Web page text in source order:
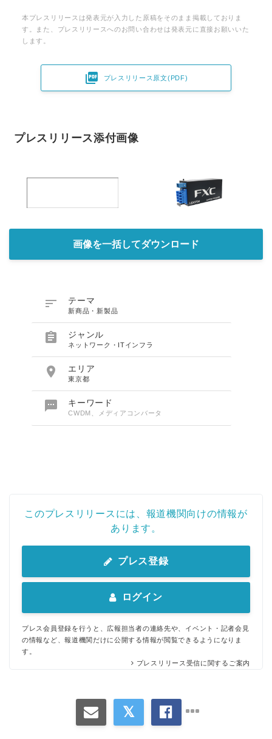
本プレスリリースは発表元が入力した原稿をそのまま掲載しておりま
す。また、プレスリリースへのお問い合わせは発表元に直接お願いいた
します。
 プレスリリース原文(PDF)
プレスリリース添付画像
画像を一括してダウンロード
 テーマ
新商品・新製品
 ジャンル
ネットワーク・ITインフラ
 エリア
東京都
 キーワード
CWDM、メディアコンバータ
このプレスリリースには、報道機関向けの情報が
あります。
プレス登録
ログイン
プレス会員登録を行うと、広報担当者の連絡先や、イベント・記者会見
の情報など、報道機関だけに公開する情報が閲覧できるようになりま
す。
プレスリリース受信に関するご案内